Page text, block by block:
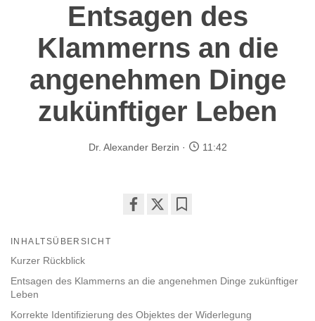
Entsagen des
Klammerns an die
angenehmen Dinge
zukünftiger Leben
Dr. Alexander Berzin 11:42
INHALTSÜBERSICHT
Kurzer Rückblick
Entsagen des Klammerns an die angenehmen Dinge zukünftiger
Leben
Korrekte Identifizierung des Objektes der Widerlegung